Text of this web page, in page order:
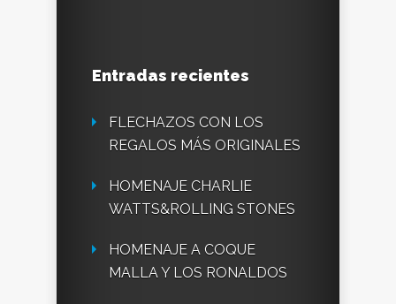
Entradas recientes
FLECHAZOS CON LOS
REGALOS MÁS ORIGINALES
HOMENAJE CHARLIE
WATTS&ROLLING STONES
HOMENAJE A COQUE
MALLA Y LOS RONALDOS